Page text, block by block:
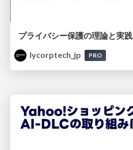
プライバシー保護の理論と実践
lycorptech_jp
PRO